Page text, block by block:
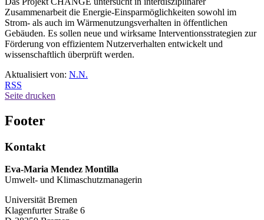
Zusammenarbeit die Energie-Einsparmöglichkeiten sowohl im
Strom- als auch im Wärmenutzungsverhalten in öffentlichen
Gebäuden. Es sollen neue und wirksame Interventionsstrategien zur
Förderung von effizientem Nutzerverhalten entwickelt und
wissenschaftlich überprüft werden.
Aktualisiert von: N.N.
RSS
Seite drucken
Footer
Kontakt
Eva-Maria Mendez Montilla
Umwelt- und Klimaschutzmanagerin
Universität Bremen
Klagenfurter Straße 6